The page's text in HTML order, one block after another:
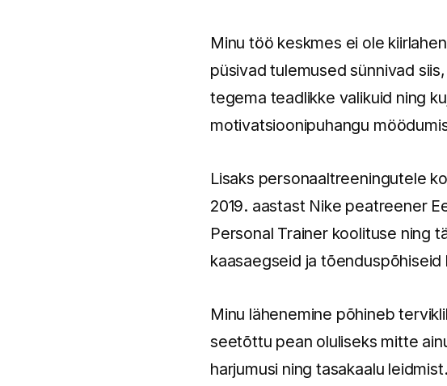
Minu töö keskmes ei ole
püsivad tulemused sünnivad
tegema teadlikke valikuid ning
motivatsioonipuhangu
Lisaks personaaltreeningutele
2019. aastast Nike peatreener
Personal Trainer koolituse ning
kaasaegseid ja tõenduspõhiseid
Minu lähenemine põhineb
seetõttu pean oluliseks mitte
harjumusi ning tasakaalu